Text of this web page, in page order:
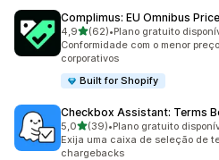
Complimus: EU Omnibus Price
4,9de 5 estrelas
(62)
62 avaliações ao todo
•Plano gratuito
Conformidade com o menor
corporativos
Built for Shopify
Checkbox Assistant: Terms
5,0de 5 estrelas
(39)
39 avaliações ao todo
•Plano gratuito
Exija uma caixa de seleção de
chargebacks